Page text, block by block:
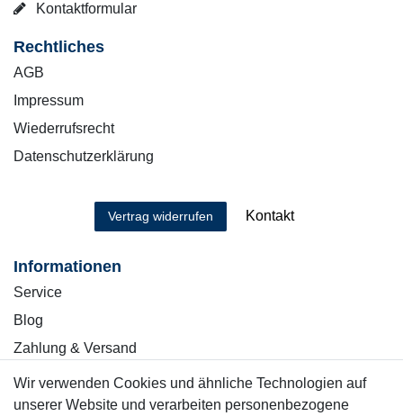
Kontaktformular
Rechtliches
AGB
Impressum
Wiederrufsrecht
Datenschutzerklärung
Vertrag widerrufen Kontakt
Informationen
Service
Blog
Zahlung & Versand
Sicher einkaufen
Wir verwenden Cookies und ähnliche Technologien auf
unserer Website und verarbeiten personenbezogene